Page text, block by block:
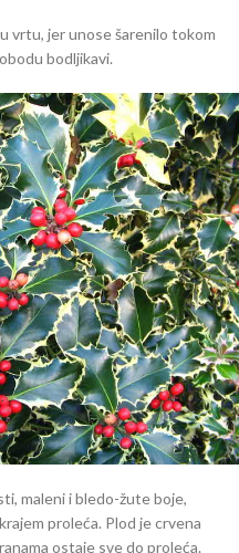
vrtu, jer unose šarenilo tokom
bodljikavi.
maleni i bledo-žute boje,
proleća. Plod je crvena
ostaje sve do proleća.